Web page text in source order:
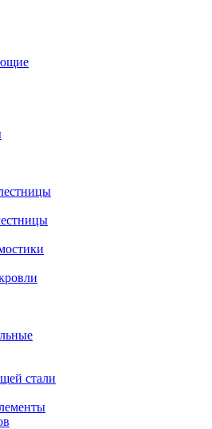
стали